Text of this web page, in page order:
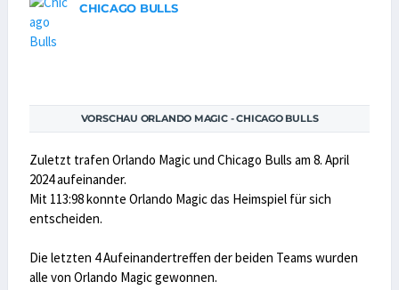
CHICAGO BULLS
VORSCHAU ORLANDO MAGIC - CHICAGO BULLS
Zuletzt trafen Orlando Magic und Chicago Bulls am 8. April
2024 aufeinander.
Mit 113:98 konnte Orlando Magic das Heimspiel für sich
entscheiden.
Die letzten 4 Aufeinandertreffen der beiden Teams wurden
alle von Orlando Magic gewonnen.